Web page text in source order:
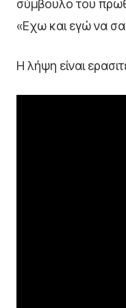
σύμβουλο του
«Εχω και εγώ να
Η λήψη είναι